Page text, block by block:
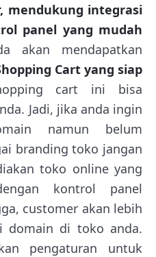
mendukung integrasi
panel yang mudah
akan mendapatkan
Cart yang siap
cart ini bisa
Jadi, jika anda ingin
namun belum
branding toko jangan
toko online yang
kontrol panel
customer akan lebih
domain di toko anda.
pengaturan untuk